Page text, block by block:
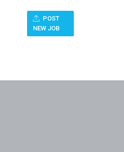
POST
NEW JOB